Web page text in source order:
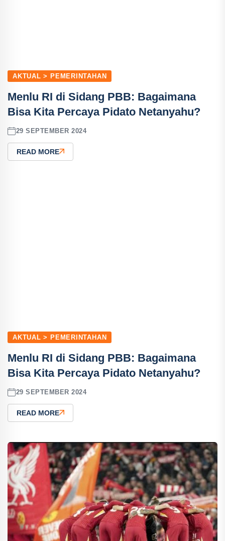
AKTUAL > PEMERINTAHAN
Menlu RI di Sidang PBB: Bagaimana
Bisa Kita Percaya Pidato Netanyahu?
29 SEPTEMBER 2024
READ MORE
AKTUAL > PEMERINTAHAN
Menlu RI di Sidang PBB: Bagaimana
Bisa Kita Percaya Pidato Netanyahu?
29 SEPTEMBER 2024
READ MORE